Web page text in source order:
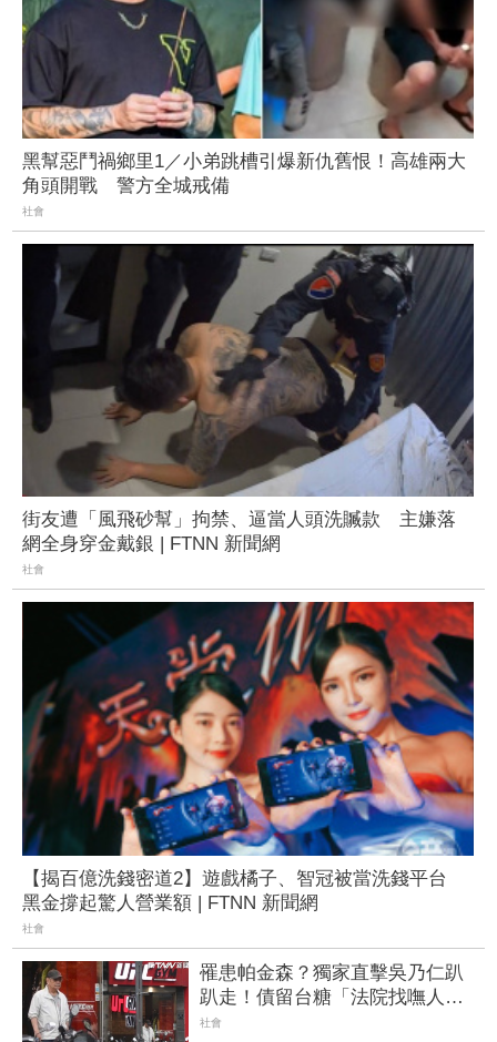
黑幫惡鬥禍鄉里1／小弟跳槽引爆新仇舊恨！高雄兩大
角頭開戰 警方全城戒備
社會
街友遭「風飛砂幫」拘禁、逼當人頭洗贓款 主嫌落
網全身穿金戴銀 | FTNN 新聞網
社會
【揭百億洗錢密道2】遊戲橘子、智冠被當洗錢平台
黑金撐起驚人營業額 | FTNN 新聞網
社會
罹患帕金森？獨家直擊吳乃仁趴
趴走！債留台糖「法院找嘸人的
那8天」 神清氣爽現身高檔健身
社會